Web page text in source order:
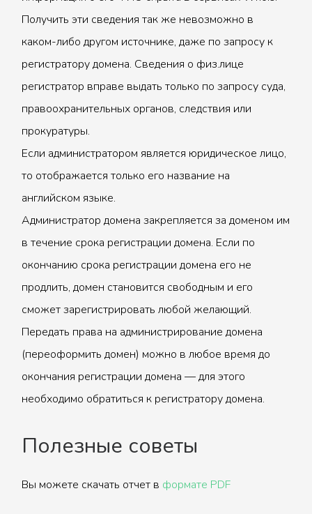
Получить эти сведения так же невозможно в
каком-либо другом источнике, даже по запросу к
регистратору домена. Сведения о физ.лице
регистратор вправе выдать только по запросу суда,
правоохранительных органов, следствия или
прокуратуры.
Если администратором является юридическое лицо,
то отображается только его название на
английском языке.
Администратор домена закрепляется за доменом им
в течение срока регистрации домена. Если по
окончанию срока регистрации домена его не
продлить, домен становится свободным и его
сможет зарегистрировать любой желающий.
Передать права на администрирование домена
(переоформить домен) можно в любое время до
окончания регистрации домена — для этого
необходимо обратиться к регистратору домена.
Полезные советы
Вы можете скачать отчет в формате PDF